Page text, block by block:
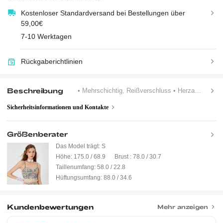
Kostenloser Standardversand bei Bestellungen über
59,00€
7-10 Werktagen
Rückgaberichtlinien
Beschreibung • Mehrschichtig, Reißverschluss • Herzausschnitt
Sicherheitsinformationen und Kontakte
Größenberater
Das Model trägt: S
Höhe: 175.0 / 68.9 Brust : 78.0 / 30.7
Taillenumfang: 58.0 / 22.8
Hüftungsumfang: 88.0 / 34.6
Kundenbewertungen Mehr anzeigen